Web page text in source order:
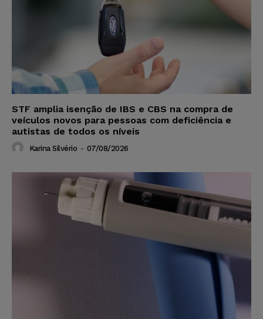
STF amplia isenção de IBS e CBS na compra de
veículos novos para pessoas com deficiência e
autistas de todos os níveis
Karina Silvério - 07/08/2026